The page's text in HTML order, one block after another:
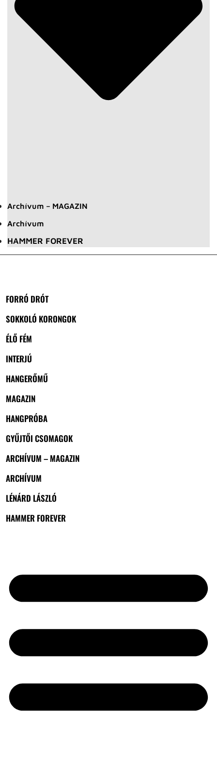
Archívum – MAGAZIN
Archívum
HAMMER FOREVER
FORRÓ DRÓT
SOKKOLÓ KORONGOK
ÉLŐ FÉM
INTERJÚ
HANGERŐMŰ
MAGAZIN
HANGPRÓBA
GYŰJTŐI CSOMAGOK
ARCHÍVUM – MAGAZIN
ARCHÍVUM
LÉNÁRD LÁSZLÓ
HAMMER FOREVER